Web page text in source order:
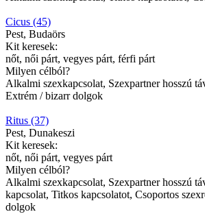
Cicus (45)
Pest, Budaörs
Kit keresek:
nőt, női párt, vegyes párt, férfi párt
Milyen célból?
Alkalmi szexkapcsolat, Szexpartner hosszú
Extrém / bizarr dolgok
Ritus (37)
Pest, Dunakeszi
Kit keresek:
nőt, női párt, vegyes párt
Milyen célból?
Alkalmi szexkapcsolat, Szexpartner hosszú
kapcsolat, Titkos kapcsolatot, Csoportos
dolgok